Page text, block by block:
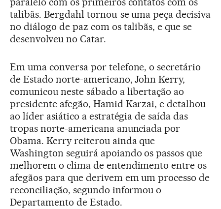
talibãs. Bergdahl tornou-se uma peça decisiva
no diálogo de paz com os talibãs, e que se
desenvolveu no Catar.
Em uma conversa por telefone, o secretário
de Estado norte-americano, John Kerry,
comunicou neste sábado a libertação ao
presidente afegão, Hamid Karzai, e detalhou
ao líder asiático a estratégia de saída das
tropas norte-americana anunciada por
Obama. Kerry reiterou ainda que
Washington seguirá apoiando os passos que
melhorem o clima de entendimento entre os
afegãos para que derivem em um processo de
reconciliação, segundo informou o
Departamento de Estado.